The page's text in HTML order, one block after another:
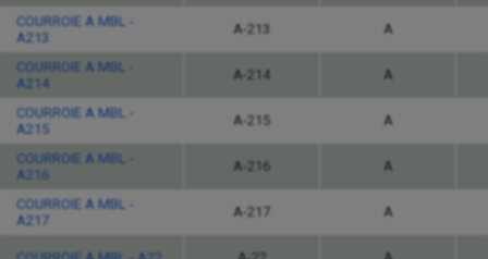
COURROIE A MBL -
A213
A-213 A
COURROIE A MBL -
A214
A-214 A
COURROIE A MBL -
A215
A-215 A
COURROIE A MBL -
A216
A-216 A
COURROIE A MBL -
A217
A-217 A